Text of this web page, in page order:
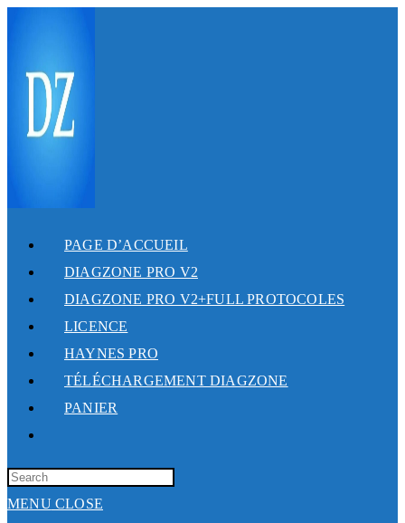
CONTENT
PAGE D’ACCUEIL
DIAGZONE PRO V2
DIAGZONE PRO V2+FULL PROTOCOLES
LICENCE
HAYNES PRO
TÉLÉCHARGEMENT DIAGZONE
PANIER
SEARCH
MENU CLOSE